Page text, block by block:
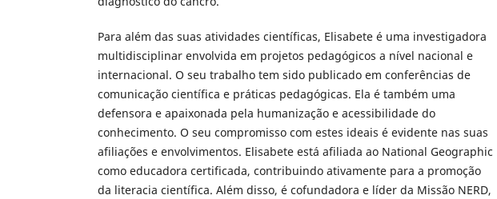
Para além das suas atividades científicas, Elisabete é uma investigadora
multidisciplinar envolvida em projetos pedagógicos a nível nacional e
internacional. O seu trabalho tem sido publicado em conferências de
comunicação científica e práticas pedagógicas. Ela é também uma
defensora e apaixonada pela humanização e acessibilidade do
conhecimento. O seu compromisso com estes ideais é evidente nas suas
afiliações e envolvimentos. Elisabete está afiliada ao National Geographic
como educadora certificada, contribuindo ativamente para a promoção
da literacia científica. Além disso, é cofundadora e líder da Missão NERD,